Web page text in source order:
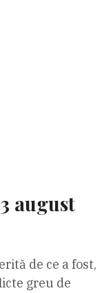
august
de ce a fost,
greu de